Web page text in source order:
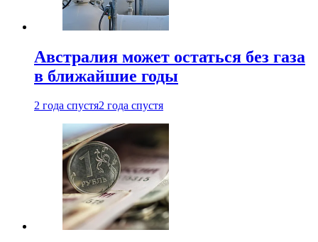
Австралия может остаться без газа
в ближайшие годы
2 года спустя2 года спустя